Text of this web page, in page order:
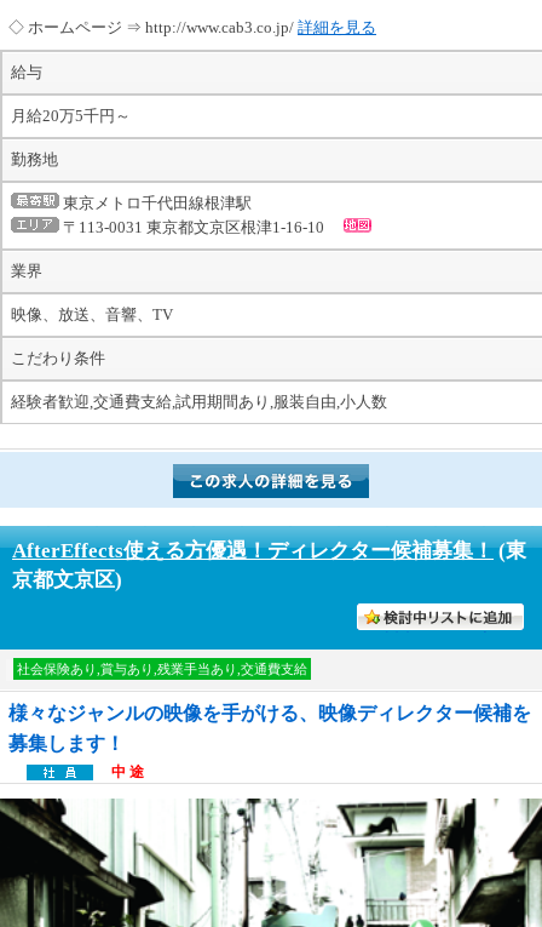
◇ ホームページ ⇒ http://www.cab3.co.jp/ 詳細を見る
給与
月給20万5千円～
勤務地
東京メトロ千代田線根津駅
〒113-0031 東京都文京区根津1-16-10
業界
映像、放送、音響、TV
こだわり条件
経験者歓迎,交通費支給,試用期間あり,服装自由,小人数
AfterEffects使える方優遇！ディレクター候補募集！(東
京都文京区)
社会保険あり,賞与あり,残業手当あり,交通費支給
様々なジャンルの映像を手がける、映像ディレクター候補を
募集します！
中 途